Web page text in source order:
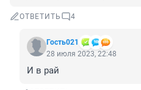
ОТВЕТИТЬ 4
Гость021
28 июля 2023, 22:48
И в рай